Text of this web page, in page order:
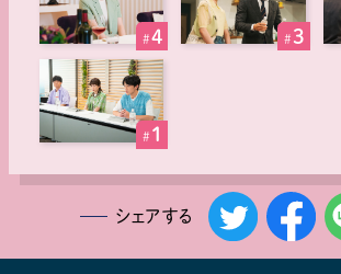
#4 # 3
# 1
シェアする